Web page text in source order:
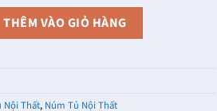
C (Màu Đồng Cổ) số lượng
THÊM VÀO GIỎ HÀNG
Nội Thất, Núm Tủ Nội Thất